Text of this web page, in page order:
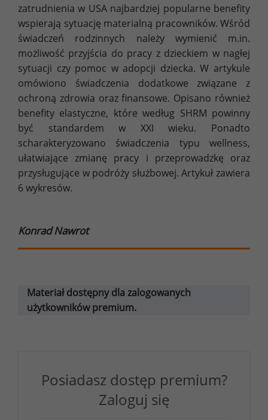
zatrudnienia w USA najbardziej popularne benefity
wspierają sytuację materialną pracowników. Wśród
świadczeń rodzinnych należy wymienić m.in.
możliwość przyjścia do pracy z dzieckiem w nagłej
sytuacji czy pomoc w adopcji dziecka. W artykule
omówiono świadczenia dodatkowe związane z
ochroną zdrowia oraz finansowe. Opisano również
benefity elastyczne, które według SHRM powinny
być standardem w XXI wieku. Ponadto
scharakteryzowano świadczenia typu wellness,
ułatwiające zmianę pracy i przeprowadzkę oraz
przysługujące w podróży służbowej. Artykuł zawiera
6 wykresów.
Konrad Nawrot
Materiał dostępny dla zalogowanych
użytkowników premium.
Posiadasz dostęp premium?
Zaloguj się